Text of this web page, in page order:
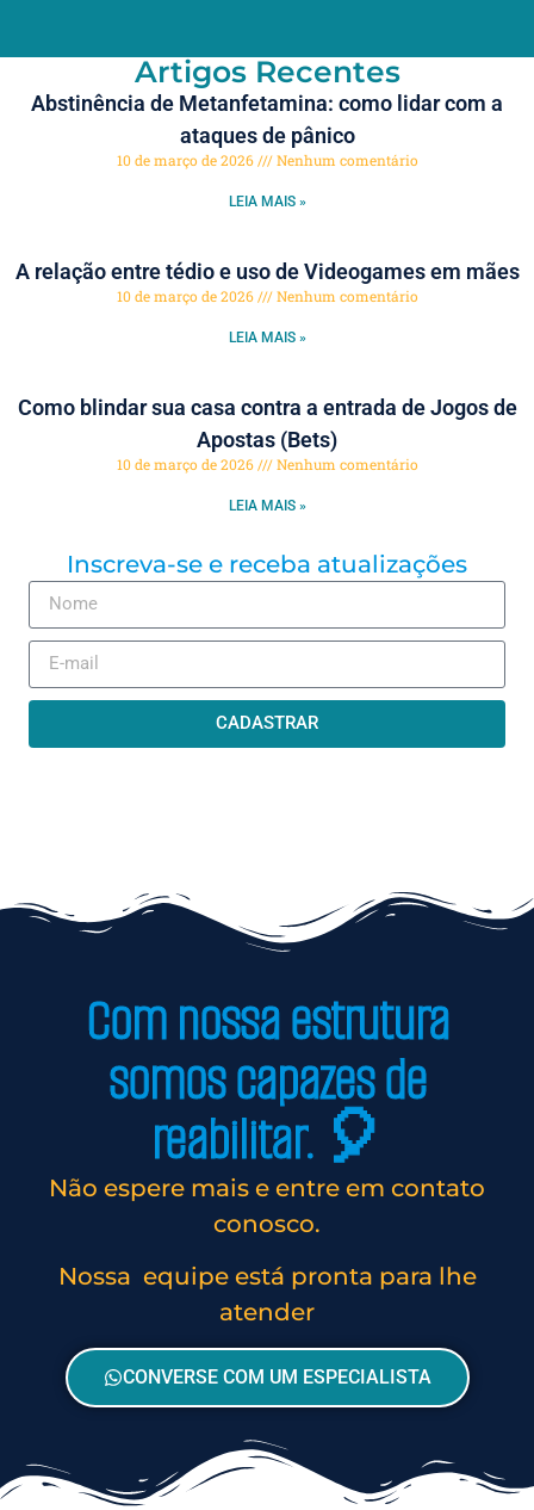
Artigos Recentes
Abstinência de Metanfetamina: como lidar com a
ataques de pânico
10 de março de 2026 Nenhum comentário
LEIA MAIS »
A relação entre tédio e uso de Videogames em mães
10 de março de 2026 Nenhum comentário
LEIA MAIS »
Como blindar sua casa contra a entrada de Jogos de
Apostas (Bets)
10 de março de 2026 Nenhum comentário
LEIA MAIS »
Inscreva-se e receba atualizações
CADASTRAR
Com nossa estrutura
somos capazes de
reabilitar. 🎈
Não espere mais e entre em contato
conosco.
Nossa equipe está pronta para lhe
atender
CONVERSE COM UM ESPECIALISTA